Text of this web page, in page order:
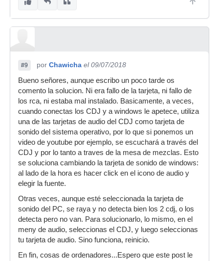
#9 por Chawicha el 09/07/2018
Bueno señores, aunque escribo un poco tarde os
comento la solucion. Ni era fallo de la tarjeta, ni fallo de
los rca, ni estaba mal instalado. Basicamente, a veces,
cuando conectas los CDJ y a windows le apetece, utiliza
una de las tarjetas de audio del CDJ como tarjeta de
sonido del sistema operativo, por lo que si ponemos un
video de youtube por ejemplo, se escuchará a través del
CDJ y por lo tanto a traves de la mesa de mezclas. Esto
se soluciona cambiando la tarjeta de sonido de windows:
al lado de la hora es hacer click en el icono de audio y
elegir la fuente.
Otras veces, aunque esté seleccionada la tarjeta de
sonido del PC, se raya y no detecta bien los 2 cdj, o los
detecta pero no van. Para solucionarlo, lo mismo, en el
meny de audio, seleccionas el CDJ, y luego seleccionas
tu tarjeta de audio. Sino funciona, reinicio.
En fin, cosas de ordenadores...Espero que este post le